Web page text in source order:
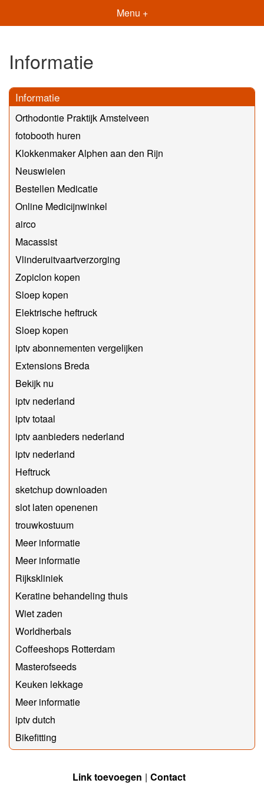
Menu +
Informatie
Informatie
Orthodontie Praktijk Amstelveen
fotobooth huren
Klokkenmaker Alphen aan den Rijn
Neuswielen
Bestellen Medicatie
Online Medicijnwinkel
airco
Macassist
Vlinderuitvaartverzorging
Zopiclon kopen
Sloep kopen
Elektrische heftruck
Sloep kopen
iptv abonnementen vergelijken
Extensions Breda
Bekijk nu
iptv nederland
iptv totaal
iptv aanbieders nederland
iptv nederland
Heftruck
sketchup downloaden
slot laten openenen
trouwkostuum
Meer informatie
Meer informatie
Rijkskliniek
Keratine behandeling thuis
Wiet zaden
Worldherbals
Coffeeshops Rotterdam
Masterofseeds
Keuken lekkage
Meer informatie
iptv dutch
Bikefitting
Link toevoegen Contact